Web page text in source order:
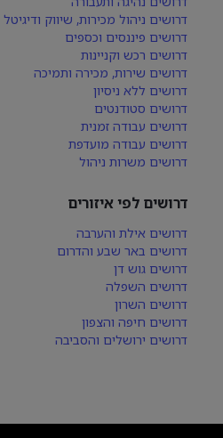
דרושים ניהול מכירות, שיווק ודיגיטל
דרושים פיננסים וכספים
דרושים רכש וקניינות
דרושים שירות, מכירה ותמיכה
דרושים ללא ניסיון
דרושים סטודנטים
דרושים עבודה זמנית
דרושים עבודה מועדפת
דרושים משרות ניהול
דרושים לפי איזורים
דרושים אילת והערבה
דרושים באר שבע והדרום
דרושים גוש דן
דרושים השפלה
דרושים השרון
דרושים חיפה והצפון
דרושים ירושלים והסביבה